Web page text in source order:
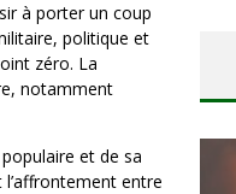
à porter un coup
politique et
zéro. La
notamment
et de sa
l’affrontement entre